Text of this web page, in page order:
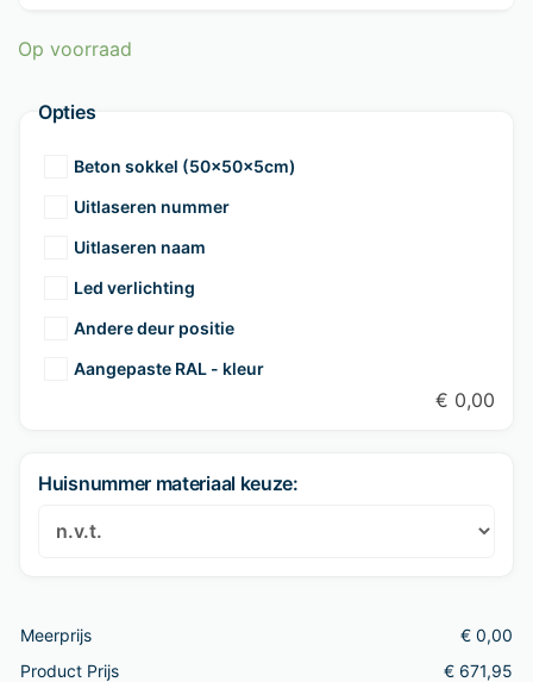
Op voorraad
Opties
Beton sokkel (50x50x5cm)
Uitlaseren nummer
Uitlaseren naam
Led verlichting
Andere deur positie
Aangepaste RAL - kleur
€ 0,00
Huisnummer materiaal keuze:
Meerprijs € 0,00
Product Prijs
€ 671,95